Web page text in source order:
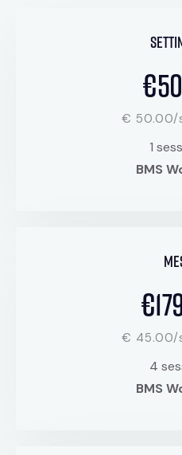
€ 50.00/
1
BMS
€ 45.00/
4
BMS